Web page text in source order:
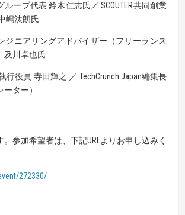
ープ代表 鈴木仁志氏／ SCOUTER共同創業
嶋汰朗氏
ジニアリングアドバイザー（フリーランス
及川卓也氏
行役員 寺田輝之 ／ TechCrunch Japan編集長
ター）
参加希望者は、下記URLよりお申し込みく
272330/